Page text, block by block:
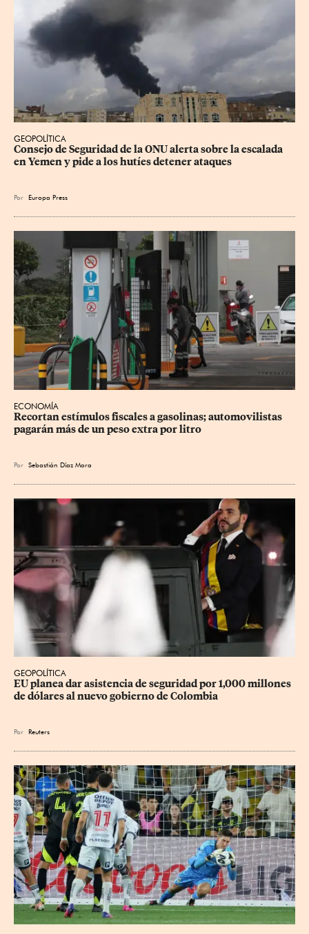
GEOPOLÍTICA
Consejo de Seguridad de la ONU alerta sobre la escalada
en Yemen y pide a los hutíes detener ataques
Por Europa Press
ECONOMÍA
Recortan estímulos fiscales a gasolinas; automovilistas
pagarán más de un peso extra por litro
Por Sebastián Díaz Mora
GEOPOLÍTICA
EU planea dar asistencia de seguridad por 1,000 millones
de dólares al nuevo gobierno de Colombia
Por Reuters